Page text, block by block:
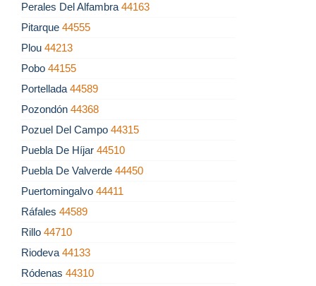
Perales Del Alfambra 44163
Pitarque 44555
Plou 44213
Pobo 44155
Portellada 44589
Pozondón 44368
Pozuel Del Campo 44315
Puebla De Híjar 44510
Puebla De Valverde 44450
Puertomingalvo 44411
Ráfales 44589
Rillo 44710
Riodeva 44133
Ródenas 44310